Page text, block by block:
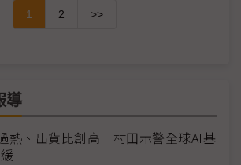
1 2 >>
導
熱、出貨比創高 村田示警全球AI基